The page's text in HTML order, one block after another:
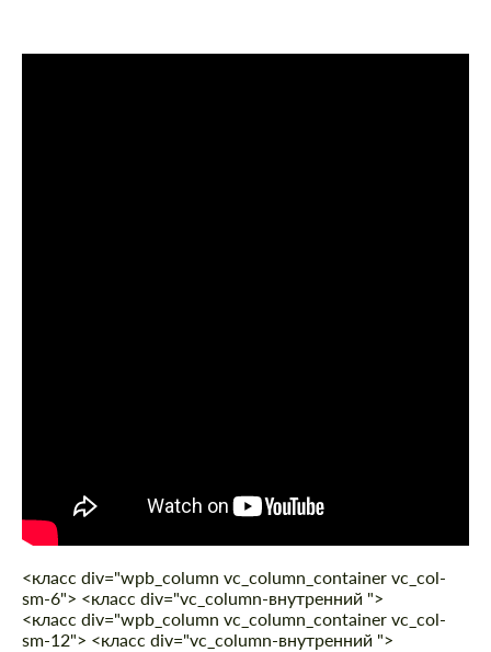
<класс div="wpb_column vc_column_container vc_col-
sm-6"> <класс div="vc_column-внутренний ">
<класс div="wpb_column vc_column_container vc_col-
sm-12"> <класс div="vc_column-внутренний ">